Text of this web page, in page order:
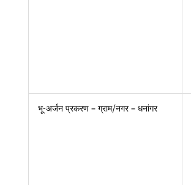
भू-अर्जन प्रकरण – ग्राम/नगर – धनांगर